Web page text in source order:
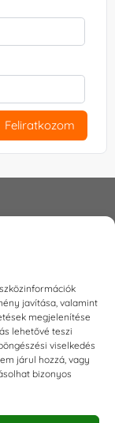
javítása, valamint
megjelenítése
lehetővé teszi
viselkedés
járul hozzá, vagy
bizonyos
Feliratkozom